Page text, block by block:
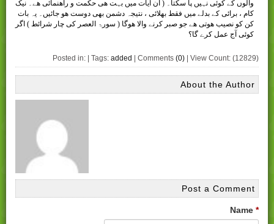
والوں کے کوئی نہیں پا سکتا۔ ( ان آيات ميں بہت ھی حکمت و راھنمائی ھے۔ نيک
کام ، برائی کے بدلے ميں فقط بھلائی ، نتيجہ دشمن بھی دوست ھو جائيں۔ يہ بات
کن کو نصيب ھوتی ھے جو صبر کرنے والا ھوگا ( سورۃ العصر کی چار شرائط ) اگر
کوئی آج عمل کرے گا؟
Posted in: | Tags: added | Comments (0) | View Count: (12829)
About the Author
Post a Comment
Name *